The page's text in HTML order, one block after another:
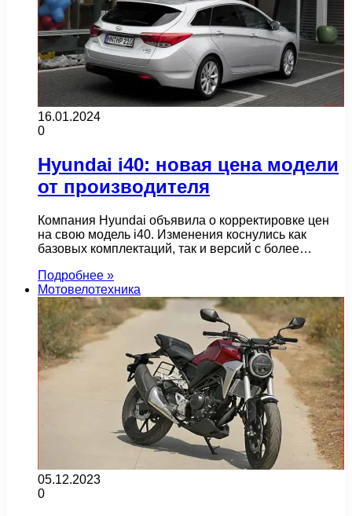
16.01.2024
0
Hyundai i40: новая цена модели
от производителя
Компания Hyundai объявила о корректировке цен
на свою модель i40. Изменения коснулись как
базовых комплектаций, так и версий с более…
Подробнее »
Мотовелотехника
05.12.2023
0